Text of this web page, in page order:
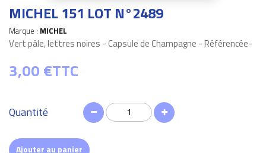
MICHEL 151 LOT N°2489
Marque : MICHEL
Vert pâle, lettres noires - Capsule de Champagne - Référencée-
3,00 €TTC
Quantité
Ajouter au panier